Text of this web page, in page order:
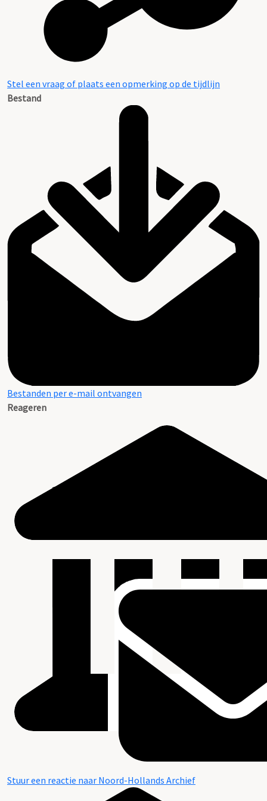
Stel een vraag of plaats een opmerking op de tijdlijn
Bestand
Bestanden per e-mail ontvangen
Reageren
Stuur een reactie naar Noord-Hollands Archief